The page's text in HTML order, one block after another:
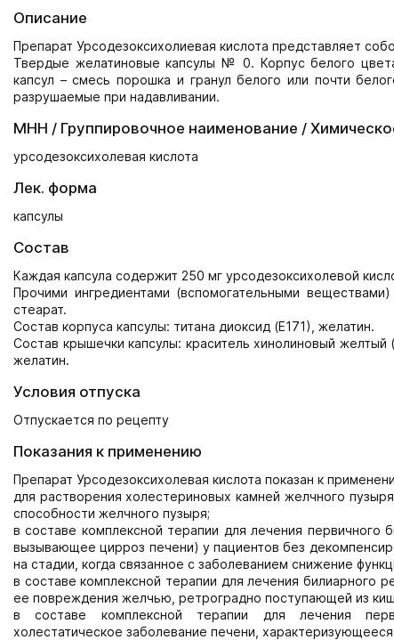
Описание
Препарат Урсодезоксихолиевая кислота представляет
Твердые желатиновые капсулы № 0. Корпус белого
капсул – смесь порошка и гранул белого или почти
разрушаемые при надавливании.
МНН / Группировочное наименование /
урсодезоксихолевая кислота
Лек. форма
капсулы
Состав
Каждая капсула содержит 250 мг урсодезоксихолевой
Прочими ингредиентами (вспомогательными
стеарат.
Состав корпуса капсулы: титана диоксид (Е171), желатин.
Состав крышечки капсулы: краситель хинолиновый желтый
желатин.
Условия отпуска
Отпускается по рецепту
Показания к применению
Препарат Урсодезоксихолевая кислота показан к
для растворения холестериновых камней желчного
способности желчного пузыря;
в составе комплексной терапии для лечения первичного
вызывающее цирроз печени) у пациентов без
на стадии, когда связанное с заболеванием снижение
в составе комплексной терапии для лечения билиарного
ее повреждения желчью, ретроградно поступающей из
в составе комплексной терапии для лечения
холестатическое заболевание печени,